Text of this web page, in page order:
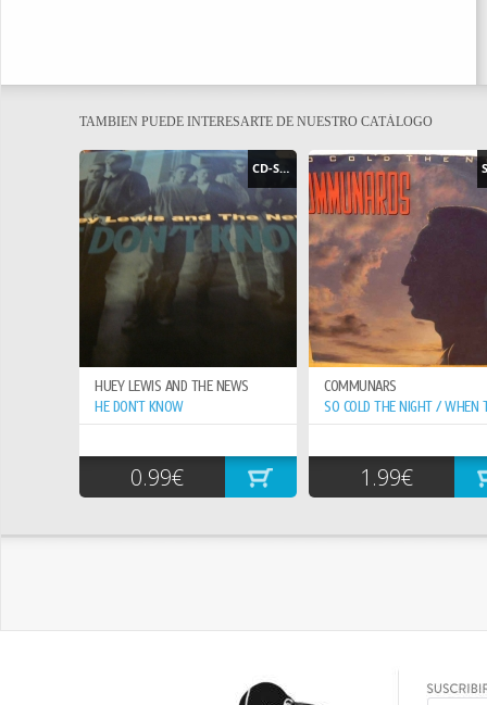
TAMBIEN PUEDE INTERESARTE DE NUESTRO CATÁLOGO
CD-SINGLE
HUEY LEWIS AND THE NEWS
HE DON`T KNOW
0.99€
COMMUNARS
1.99€